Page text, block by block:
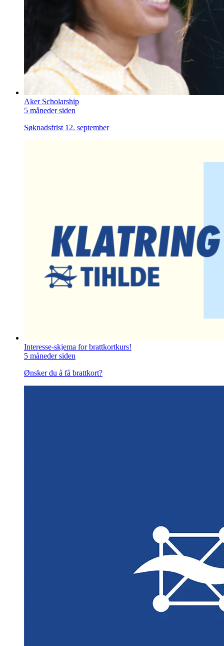
Aker Scholarship
5 måneder siden
Søknadsfrist 12. september
Interesse-skjema for brattkortkurs!
5 måneder siden
Ønsker du å få brattkort?